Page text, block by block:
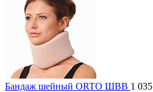
Бандаж шейный ORTO ШВВ 1 035